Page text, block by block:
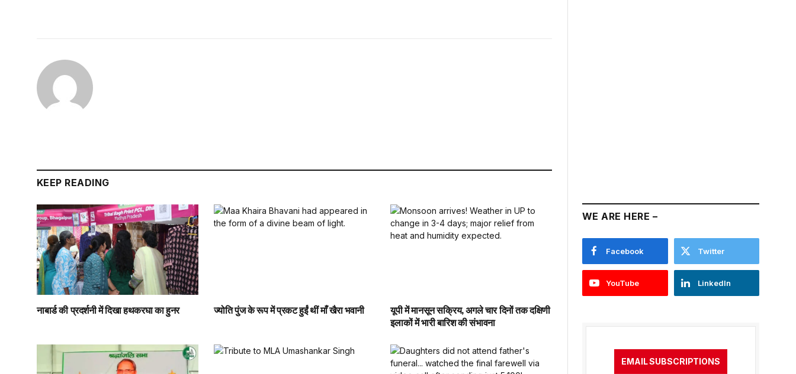
KEEP READING
नाबार्ड की प्रदर्शनी में दिखा हथकरघा का हुनर ज्योति पुंज के रूप में प्रकट हुईं थीं माँ खैरा भवानी
यूपी में मानसून सक्रिय, अगले चार दिनों तक दक्षिणी
इलाकों में भारी बारिश की संभावना
WE ARE HERE –
Facebook Twitter
YouTube LinkedIn
EMAIL SUBSCRIPTIONS